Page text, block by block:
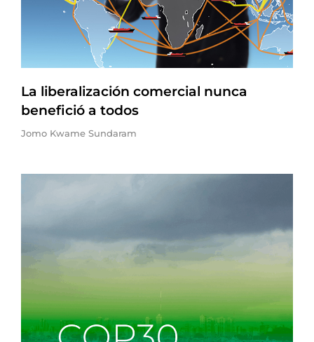
La liberalización comercial nunca
benefició a todos
Jomo Kwame Sundaram